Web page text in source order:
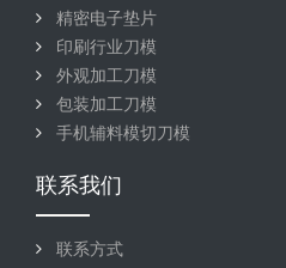
精密电子垫片
印刷行业刀模
外观加工刀模
包装加工刀模
手机辅料模切刀模
联系我们
联系方式